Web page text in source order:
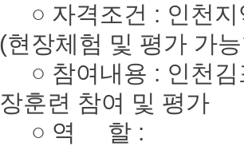
○ 자격조건 : 인천지
(현장체험 및 평가 가
○ 참여내용 : 인천김
장훈련 참여 및 평가
○ 역 할 :